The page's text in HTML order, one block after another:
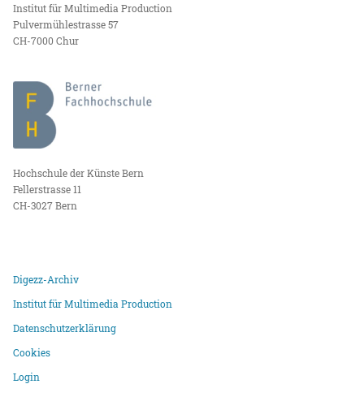
Institut für Multimedia Production
Pulvermühlestrasse 57
CH-7000 Chur
Hochschule der Künste Bern
Fellerstrasse 11
CH-3027 Bern
Digezz-Archiv
Institut für Multimedia Production
Datenschutzerklärung
Cookies
Login